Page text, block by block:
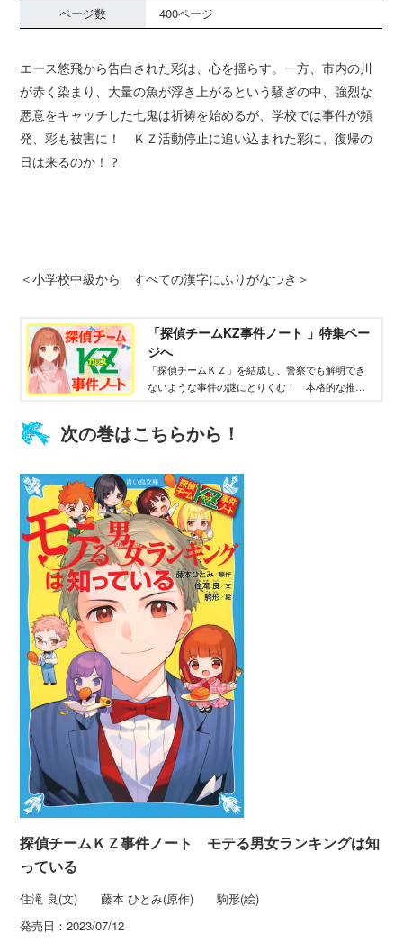
ページ数
400ページ
エース悠飛から告白された彩は、心を揺らす。一方、市内の川
が赤く染まり、大量の魚が浮き上がるという騒ぎの中、強烈な
悪意をキャッチした七鬼は祈祷を始めるが、学校では事件が頻
発、彩も被害に！ ＫＺ活動停止に追い込まれた彩に、復帰の
日は来るのか！？
＜小学校中級から すべての漢字にふりがなつき＞
「探偵チームKZ事件ノート 」特集ペー
ジへ
「探偵チームＫＺ」を結成し、警察でも解明でき
ないような事件の謎にとりくむ！ 本格的な推理
次の巻はこちらから！
探偵チームＫＺ事件ノート モテる男女ランキングは知
っている
住滝 良(文) 藤本 ひとみ(原作) 駒形(絵)
発売日：2023/07/12